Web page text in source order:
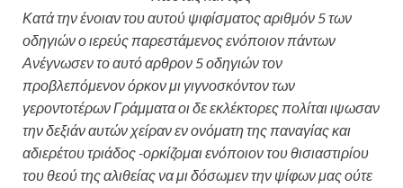
Κατά την ένοιαν του αυτού ψιφίσματος αριθμόν 5 των
οδηγιών ο ιερεύς παρεστάμενος ενόποιον πάντων
Ανέγνωσεν το αυτό αρθρον 5 οδηγιών τον
προβλεπόμενον όρκον μι γιγνοσκόντον των
γεροντοτέρων Γράμματα οι δε εκλέκτορες πολίται ιψωσαν
την δεξιάν αυτών χείραν εν ονόματη της παναγίας και
αδιερέτου τριάδος -ορκίζομαι ενόποιον του θισιαστιρίου
του θεού της αλιθείας να μι δόσωμεν την ψίφων μας ούτε